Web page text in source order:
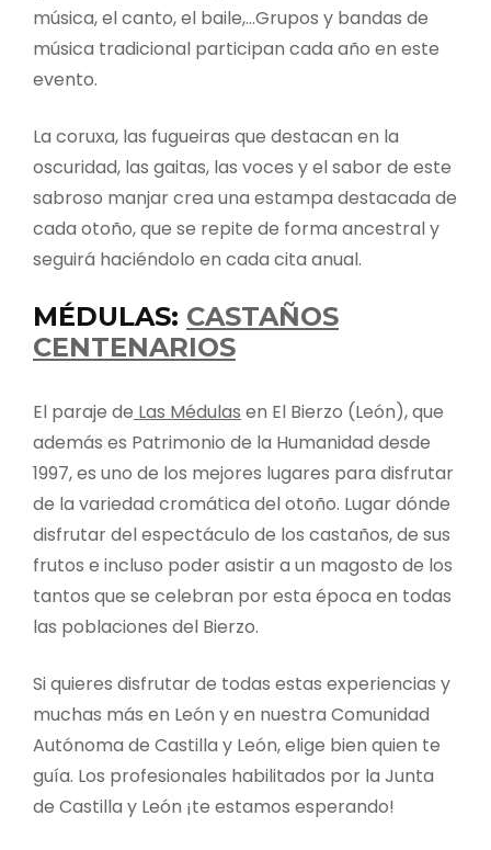
música, el canto, el baile,…Grupos y bandas de
música tradicional participan cada año en este
evento.
La coruxa, las fugueiras que destacan en la
oscuridad, las gaitas, las voces y el sabor de este
sabroso manjar crea una estampa destacada de
cada otoño, que se repite de forma ancestral y
seguirá haciéndolo en cada cita anual.
MÉDULAS: CASTAÑOS
CENTENARIOS
El paraje de Las Médulas en El Bierzo (León), que
además es Patrimonio de la Humanidad desde
1997, es uno de los mejores lugares para disfrutar
de la variedad cromática del otoño. Lugar dónde
disfrutar del espectáculo de los castaños, de sus
frutos e incluso poder asistir a un magosto de los
tantos que se celebran por esta época en todas
las poblaciones del Bierzo.
Si quieres disfrutar de todas estas experiencias y
muchas más en León y en nuestra Comunidad
Autónoma de Castilla y León, elige bien quien te
guía. Los profesionales habilitados por la Junta
de Castilla y León ¡te estamos esperando!